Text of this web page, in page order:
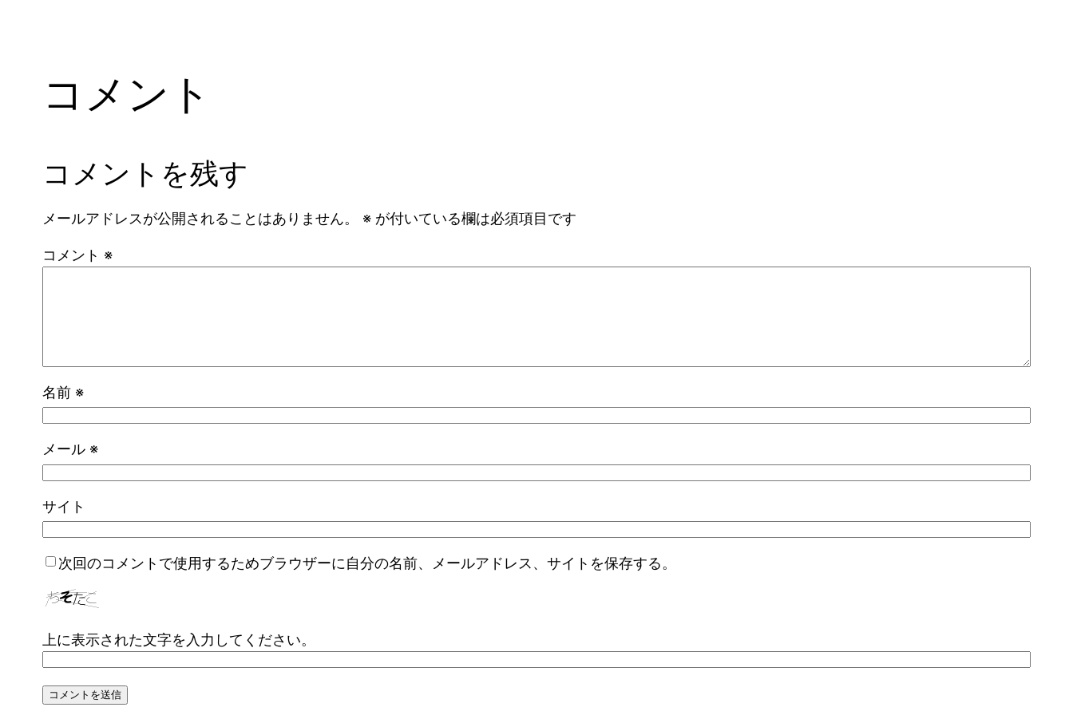
コメント
コメントを残す
メールアドレスが公開されることはありません。 ※ が付いている欄は必須項目です
コメント ※
名前 ※
メール ※
サイト
次回のコメントで使用するためブラウザーに自分の名前、メールアドレス、サイトを保存する。
上に表示された文字を入力してください。